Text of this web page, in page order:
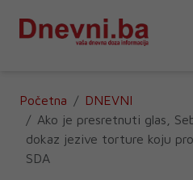
Početna
DNEVNI
Ako je presretnuti glas,
dokaz jezive torture koju
SDA